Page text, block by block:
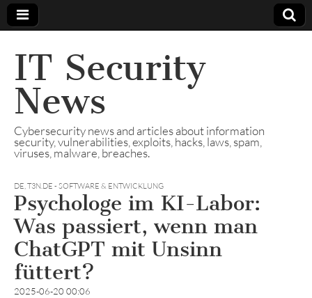
IT Security
News
Cybersecurity news and articles about information
security, vulnerabilities, exploits, hacks, laws, spam,
viruses, malware, breaches.
DE,T3N.DE - SOFTWARE & ENTWICKLUNG
Psychologe im KI-Labor:
Was passiert, wenn man
ChatGPT mit Unsinn
füttert?
2025-06-20 00:06